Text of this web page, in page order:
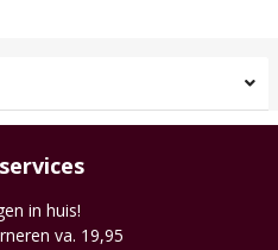
in huis!
va. 19,95